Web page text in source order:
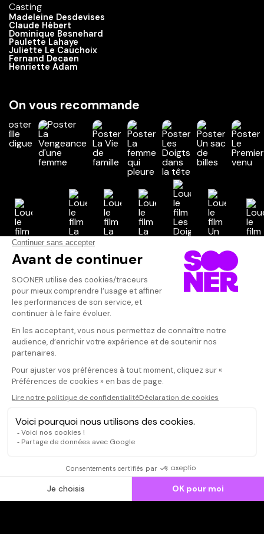
Casting
Madeleine Desdevises
Claude Hébert
Dominique Besnehard
Paulette Lahaye
Juliette Le Cauchoix
Fernand Decaen
Henriette Adam
On vous recommande
Vos avis
Donnez votre avis
Votre note
Votre commentaire
Il faut vous connecter pour
publier un avis
CONNEXION
Qui sommes-nous ?